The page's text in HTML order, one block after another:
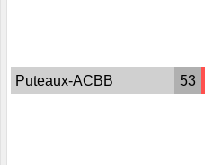
Puteaux-ACBB 53